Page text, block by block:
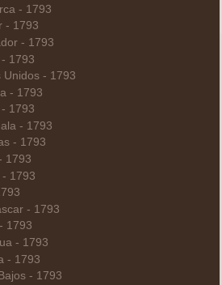
- 1793
- 1793
- 1793
1793
Unidos - 1793
- 1793
1793
- 1793
- 1793
1793
1793
- 1793
1793
- 1793
- 1793
- 1793